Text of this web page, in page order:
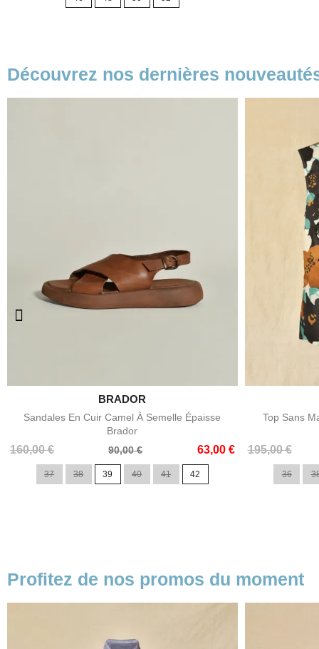
Découvrez nos dernières
Aperçu rapide
BRADOR
Sandales En Cuir Camel À Semelle Épaisse
Brador
160,00 €
Prix
90,00 € 63,00 €
Prix
37 38 39 40 41 42
Top Sans
195,00 €
Prix
Prix
36
Profitez de nos promos du moment